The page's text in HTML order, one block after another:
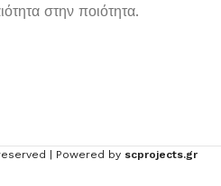
στην ποιότητα.
| Powered by scprojects.gr